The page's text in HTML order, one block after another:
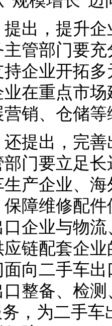
，提升企
管部门要
企业开拓
在重点市
销、仓储
出，完善
门要立足
产企业、
障维修配
企业与物
应链配套企
向二手车
整备、检
，为二手